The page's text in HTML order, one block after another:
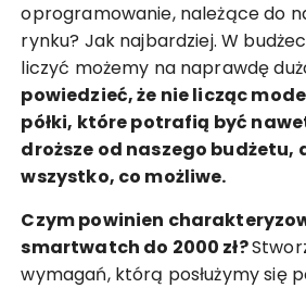
oprogramowanie, należące do
rynku? Jak najbardziej. W
liczyć możemy na naprawdę
powiedzieć, że nie licząc
półki, które potrafią być
droższe od naszego budżetu,
wszystko, co możliwe.
Czym powinien
smartwatch do 2000 zł?
wymagań, którą posłużymy się